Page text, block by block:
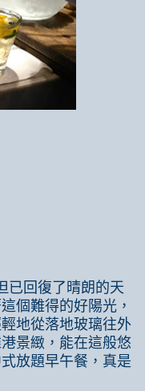
已回復了晴朗的天
個難得的好陽光，
地從落地玻璃往外
景緻，能在這般悠
放題早午餐，真是